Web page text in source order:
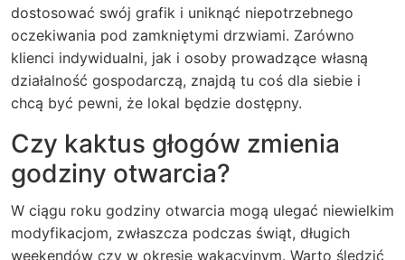
dostosować swój grafik i uniknąć niepotrzebnego
oczekiwania pod zamkniętymi drzwiami. Zarówno
klienci indywidualni, jak i osoby prowadzące własną
działalność gospodarczą, znajdą tu coś dla siebie i
chcą być pewni, że lokal będzie dostępny.
Czy kaktus głogów zmienia
godziny otwarcia?
W ciągu roku godziny otwarcia mogą ulegać niewielkim
modyfikacjom, zwłaszcza podczas świąt, długich
weekendów czy w okresie wakacyjnym. Warto śledzić